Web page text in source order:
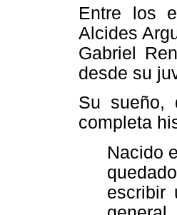
Entre los
Alcides
Gabriel
desde su
Su sueño,
completa
Nacido
escribir